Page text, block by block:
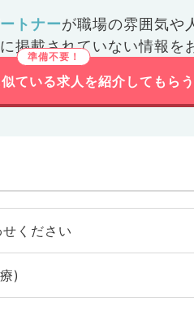
トナーが職場の雰囲気や
掲載されていない情報を
ている求人を紹介してもらう
ください
)